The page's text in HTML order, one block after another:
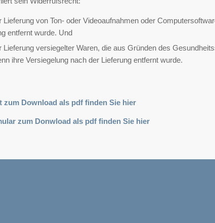
Lieferung von Ton- oder Videoaufnahmen oder
entfernt wurde. Und
Lieferung versiegelter Waren, die aus Gründen des
ihre Versiegelung nach der Lieferung entfernt wurde.
zum Download als pdf finden Sie hier
zum Donwload als pdf finden Sie hier